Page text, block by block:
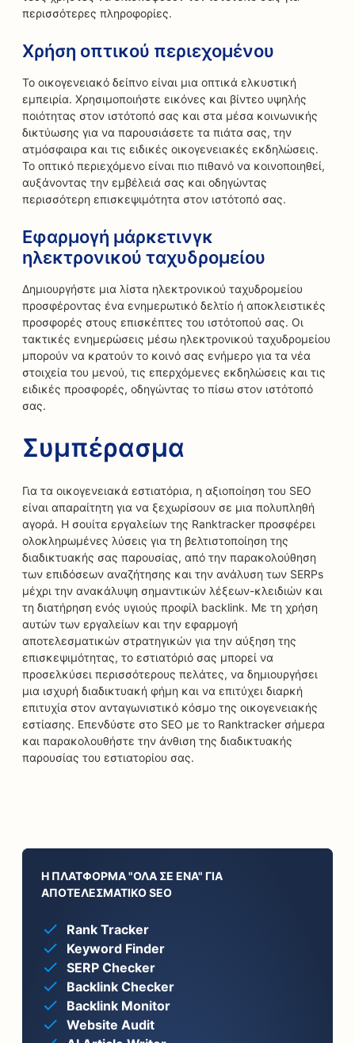
περισσότερες πληροφορίες.
Χρήση οπτικού περιεχομένου
Το οικογενειακό δείπνο είναι μια οπτικά ελκυστική
εμπειρία. Χρησιμοποιήστε εικόνες και βίντεο υψηλής
ποιότητας στον ιστότοπό σας και στα μέσα κοινωνικής
δικτύωσης για να παρουσιάσετε τα πιάτα σας, την
ατμόσφαιρα και τις ειδικές οικογενειακές εκδηλώσεις.
Το οπτικό περιεχόμενο είναι πιο πιθανό να κοινοποιηθεί,
αυξάνοντας την εμβέλειά σας και οδηγώντας
περισσότερη επισκεψιμότητα στον ιστότοπό σας.
Εφαρμογή μάρκετινγκ
ηλεκτρονικού ταχυδρομείου
Δημιουργήστε μια λίστα ηλεκτρονικού ταχυδρομείου
προσφέροντας ένα ενημερωτικό δελτίο ή αποκλειστικές
προσφορές στους επισκέπτες του ιστότοπού σας. Οι
τακτικές ενημερώσεις μέσω ηλεκτρονικού ταχυδρομείου
μπορούν να κρατούν το κοινό σας ενήμερο για τα νέα
στοιχεία του μενού, τις επερχόμενες εκδηλώσεις και τις
ειδικές προσφορές, οδηγώντας το πίσω στον ιστότοπό
σας.
Συμπέρασμα
Για τα οικογενειακά εστιατόρια, η αξιοποίηση του SEO
είναι απαραίτητη για να ξεχωρίσουν σε μια πολυπληθή
αγορά. Η σουίτα εργαλείων της Ranktracker προσφέρει
ολοκληρωμένες λύσεις για τη βελτιστοποίηση της
διαδικτυακής σας παρουσίας, από την παρακολούθηση
των επιδόσεων αναζήτησης και την ανάλυση των SERPs
μέχρι την ανακάλυψη σημαντικών λέξεων-κλειδιών και
τη διατήρηση ενός υγιούς προφίλ backlink. Με τη χρήση
αυτών των εργαλείων και την εφαρμογή
αποτελεσματικών στρατηγικών για την αύξηση της
επισκεψιμότητας, το εστιατόριό σας μπορεί να
προσελκύσει περισσότερους πελάτες, να δημιουργήσει
μια ισχυρή διαδικτυακή φήμη και να επιτύχει διαρκή
επιτυχία στον ανταγωνιστικό κόσμο της οικογενειακής
εστίασης. Επενδύστε στο SEO με το Ranktracker σήμερα
και παρακολουθήστε την άνθιση της διαδικτυακής
παρουσίας του εστιατορίου σας.
Η ΠΛΑΤΦΌΡΜΑ "ΌΛΑ ΣΕ ΈΝΑ" ΓΙΑ
ΑΠΟΤΕΛΕΣΜΑΤΙΚΌ SEO
Rank Tracker
Keyword Finder
SERP Checker
Backlink Checker
Backlink Monitor
Website Audit